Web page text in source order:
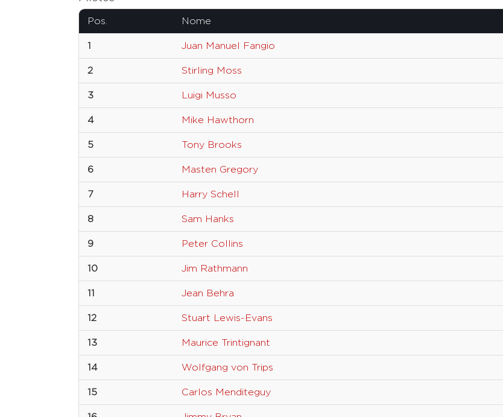
Pos. Nome
1 Juan Manuel Fangio
2 Stirling Moss
3 Luigi Musso
4 Mike Hawthorn
5 Tony Brooks
6 Masten Gregory
7 Harry Schell
8 Sam Hanks
9 Peter Collins
10 Jim Rathmann
11 Jean Behra
12 Stuart Lewis-Evans
13 Maurice Trintignant
14 Wolfgang von Trips
15 Carlos Menditeguy